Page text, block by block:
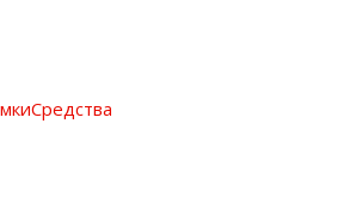
Средства